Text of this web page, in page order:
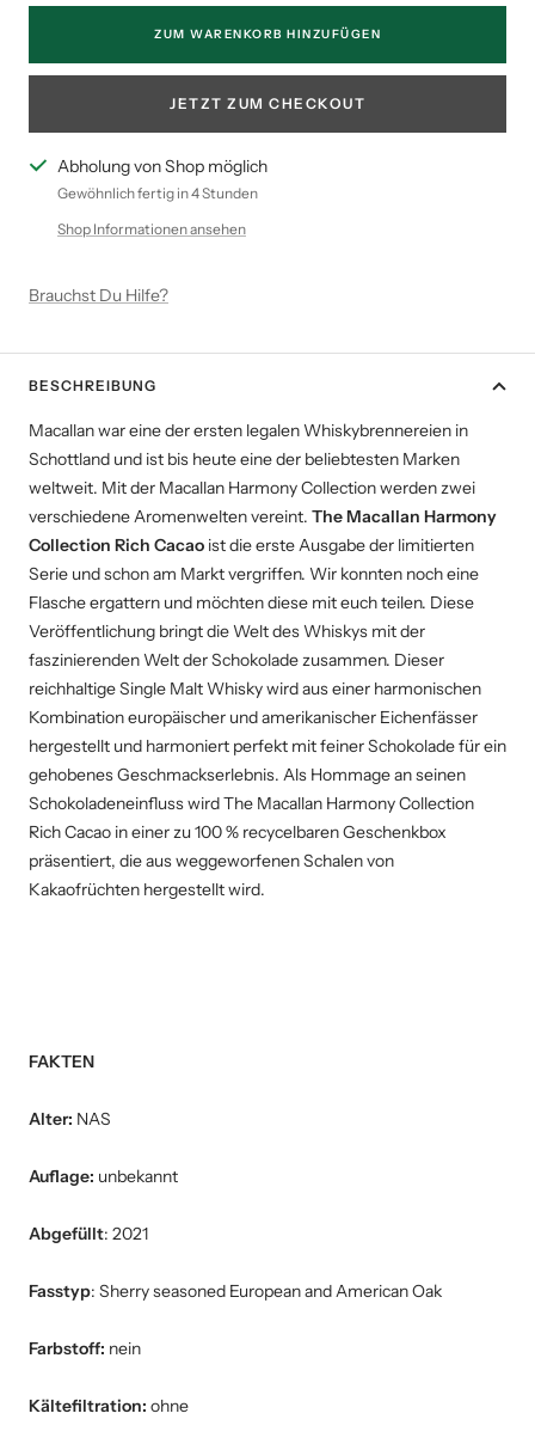
ZUM WARENKORB HINZUFÜGEN
JETZT ZUM CHECKOUT
Abholung von Shop möglich
Gewöhnlich fertig in 4 Stunden
Shop Informationen ansehen
Brauchst Du Hilfe?
BESCHREIBUNG
Macallan war eine der ersten legalen Whiskybrennereien in
Schottland und ist bis heute eine der beliebtesten Marken
weltweit. Mit der Macallan Harmony Collection werden zwei
verschiedene Aromenwelten vereint. The Macallan Harmony
Collection Rich Cacao ist die erste Ausgabe der limitierten
Serie und schon am Markt vergriffen. Wir konnten noch eine
Flasche ergattern und möchten diese mit euch teilen. Diese
Veröffentlichung bringt die Welt des Whiskys mit der
faszinierenden Welt der Schokolade zusammen. Dieser
reichhaltige Single Malt Whisky wird aus einer harmonischen
Kombination europäischer und amerikanischer Eichenfässer
hergestellt und harmoniert perfekt mit feiner Schokolade für ein
gehobenes Geschmackserlebnis. Als Hommage an seinen
Schokoladeneinfluss wird The Macallan Harmony Collection
Rich Cacao in einer zu 100 % recycelbaren Geschenkbox
präsentiert, die aus weggeworfenen Schalen von
Kakaofrüchten hergestellt wird.
FAKTEN
Alter: NAS
Auflage: unbekannt
Abgefüllt: 2021
Fasstyp: Sherry seasoned European and American Oak
Farbstoff: nein
Kältefiltration: ohne